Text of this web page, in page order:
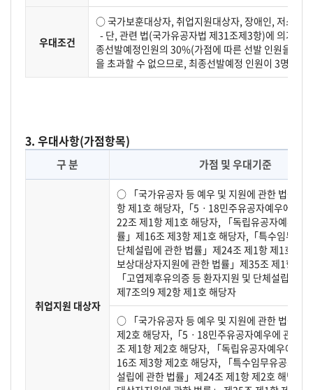
우대조건
○ 국가보훈대상자, 취업지원대상자, 장애인, 저소득
- 단, 관련 법(국가유공자법 제31조제3항)에 의거, 법
종선발예정인원의 30%(가점에 따른 선발 인원을 산
을 초과할 수 없으므로, 최종선발예정 인원이 3명 이
3. 우대사항(가점항목)
구 분 가점 및 우대기준
취업지원 대상자
○ 「국가유공자 등 예우 및 지원에 관한 법률」
항 제1호 해당자,「5ㆍ18민주유공자예우에 관
22조 제1항 제1호 해당자, 「독립유공자예우에
률」제16조 제3항 제1호 해당자,「특수임무유
단체설립에 관한 법률」제24조 제1항 제1호 해
보상대상자지원에 관한 법률」제35조 제1항 제
「고엽제후유의증 등 환자지원 및 단체설립에
제7조의9 제2항 제1호 해당자
○ 「국가유공자 등 예우 및 지원에 관한 법률 제
제2호 해당자,「5ㆍ18민주유공자예우에 관한
조 제1항 제2호 해당자, 「독립유공자예우에 관
16조 제3항 제2호 해당자, 「특수임무유공자 예
설립에 관한 법률」제24조 제1항 제2호 해당자,